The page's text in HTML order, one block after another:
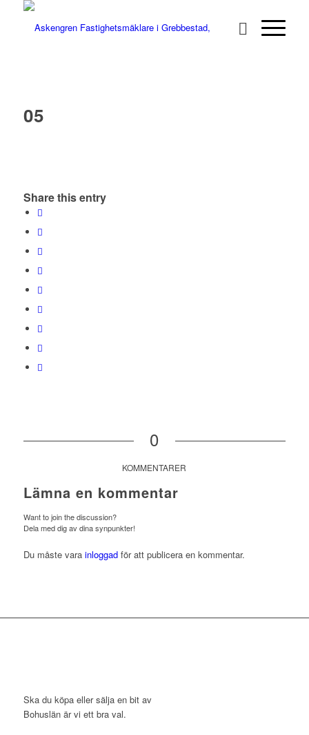
05
Share this entry
0
KOMMENTARER
Lämna en kommentar
Want to join the discussion?
Dela med dig av dina synpunkter!
Du måste vara inloggadför att publicera en kommentar.
Ska du köpa eller sälja en bit av
Bohuslän är vi ett bra val.